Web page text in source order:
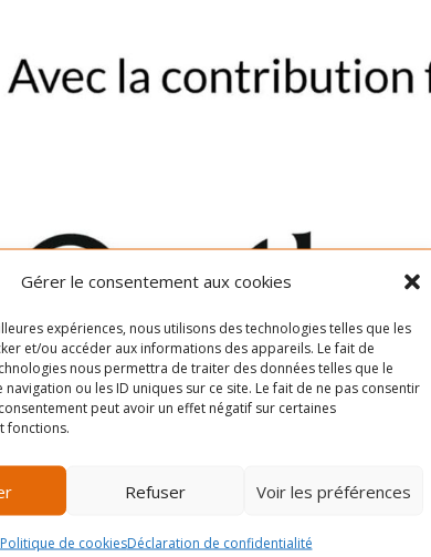
Gérer le consentement aux cookies
expériences, nous utilisons des technologies telles que les
et/ou accéder aux informations des appareils. Le fait de
nous permettra de traiter des données telles que le
ou les ID uniques sur ce site. Le fait de ne pas consentir
peut avoir un effet négatif sur certaines
fonctions.
Refuser Voir les préférences
Politique de cookiesDéclaration de confidentialité